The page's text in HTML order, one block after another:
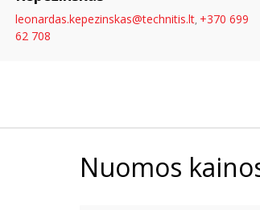
leonardas.kepezinskas@technitis.lt, +370 699
62 708
Nuomos